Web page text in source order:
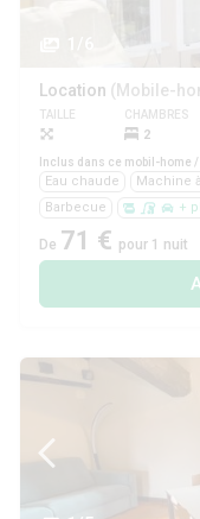
Location (Mobile-
TAILLE CHAMBRES
2
Inclus dans ce mobil-home
Eau chaude Machine
Barbecue
+
De 71 € pour 1 nuit